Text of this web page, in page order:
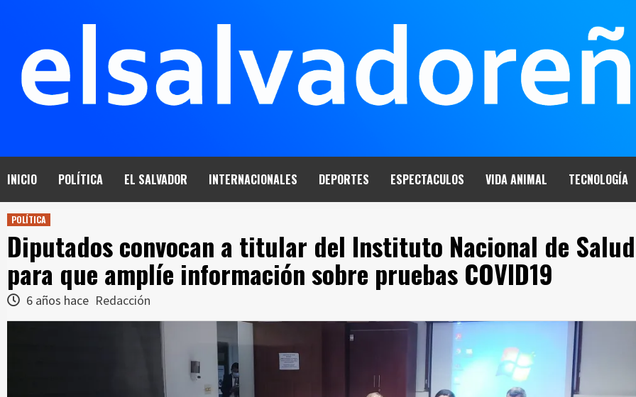
INICIO POLÍTICA EL SALVADOR INTERNACIONALES DEPORTES ESPECTACULOS VIDA ANIMAL TECNOLOGÍA
POLÍTICA
Diputados convocan a titular del Instituto Nacional de Salud
para que amplíe información sobre pruebas COVID19
6 años hace Redacción